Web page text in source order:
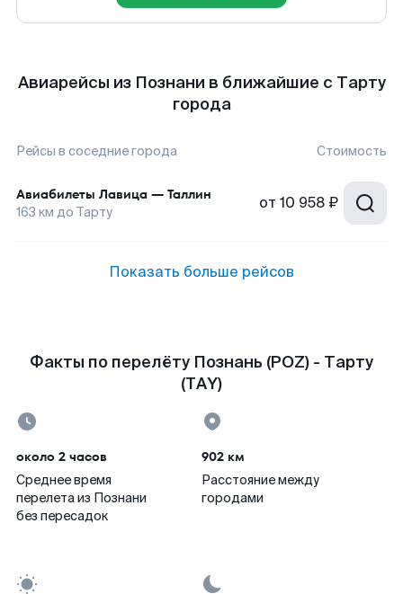
Авиарейсы из Познани в ближайшие с Тарту
города
Рейсы в соседние города Стоимость
Авиабилеты Лавица — Таллин
163 км до Тарту от 10 958 ₽
Показать больше рейсов
Факты по перелёту Познань (POZ) - Тарту
(TAY)
около 2 часов
Среднее время
перелета из Познани
без пересадок
902 км
Расстояние между
городами